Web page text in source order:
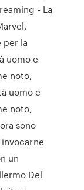
- La
per la
uomo e
noto,
uomo e
noto,
sono
un
Del